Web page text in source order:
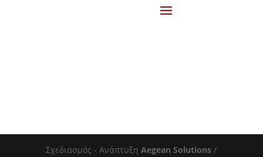
Σχεδιασμός - ΑνάπτυξηAegean Solutions /